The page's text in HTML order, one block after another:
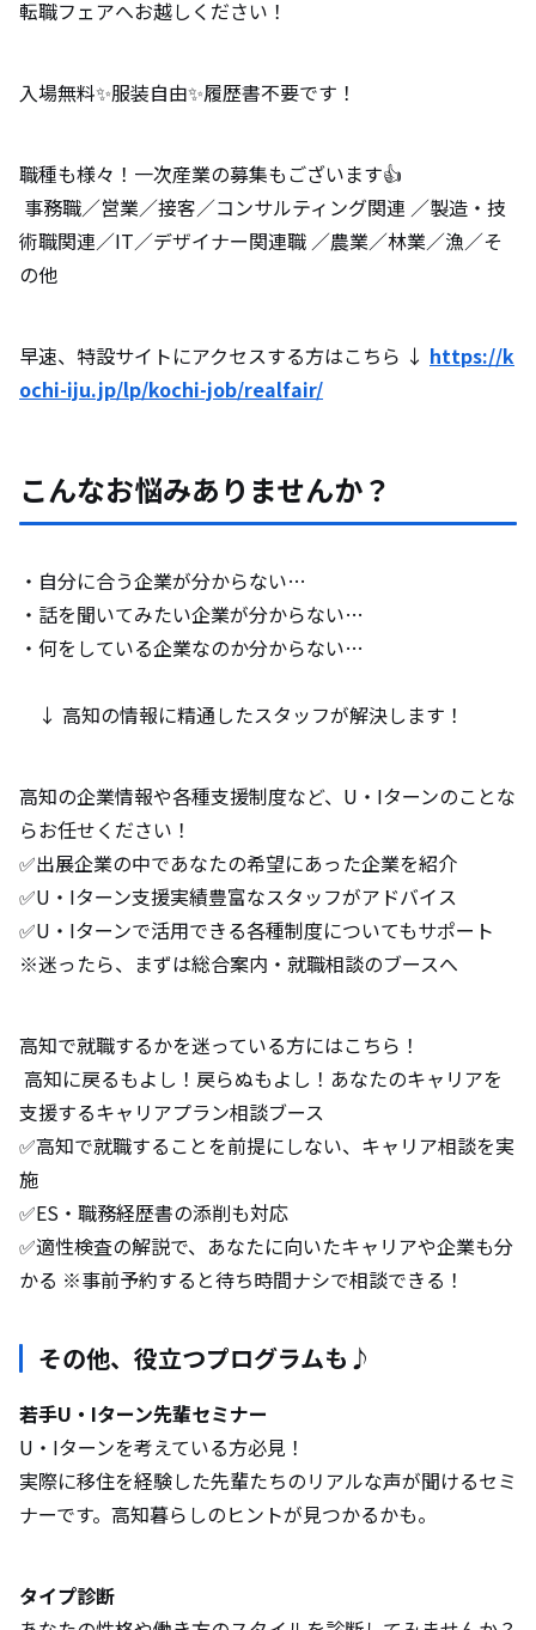
転職フェアへお越しください！
入場無料✨服装自由✨履歴書不要です！
職種も様々！一次産業の募集もございます👍
事務職／営業／接客／コンサルティング関連 ／製造・技
術職関連／IT／デザイナー関連職 ／農業／林業／漁／そ
の他
早速、特設サイトにアクセスする方はこちら ↓ https://k
ochi-iju.jp/lp/kochi-job/realfair/
こんなお悩みありませんか？
・自分に合う企業が分からない…
・話を聞いてみたい企業が分からない…
・何をしている企業なのか分からない…
↓ 高知の情報に精通したスタッフが解決します！
高知の企業情報や各種支援制度など、U・Iターンのことな
らお任せください！
✅出展企業の中であなたの希望にあった企業を紹介
✅U・Iターン支援実績豊富なスタッフがアドバイス
✅U・Iターンで活用できる各種制度についてもサポート
※迷ったら、まずは総合案内・就職相談のブースへ
高知で就職するかを迷っている方にはこちら！
高知に戻るもよし！戻らぬもよし！あなたのキャリアを
支援するキャリアプラン相談ブース
✅高知で就職することを前提にしない、キャリア相談を実
施
✅ES・職務経歴書の添削も対応
✅適性検査の解説で、あなたに向いたキャリアや企業も分
かる ※事前予約すると待ち時間ナシで相談できる！
その他、役立つプログラムも♪
若手U・Iターン先輩セミナー
U・Iターンを考えている方必見！
実際に移住を経験した先輩たちのリアルな声が聞けるセミ
ナーです。高知暮らしのヒントが見つかるかも。
タイプ診断